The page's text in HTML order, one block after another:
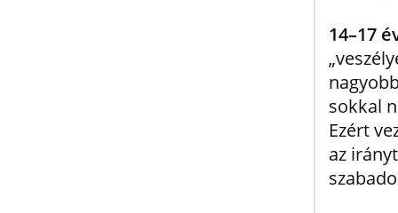
14–17
sokkal
Ezért
az